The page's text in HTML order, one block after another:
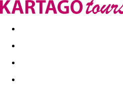
Last minute Dovolenkové kluby